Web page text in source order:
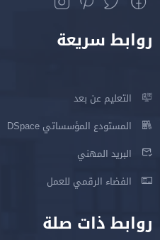
روابط سريعة
التعليم عن بعد
المستودع المؤسساتي DSpace
البريد المهني
الفضاء الرقمي للعمل
روابط ذات صلة